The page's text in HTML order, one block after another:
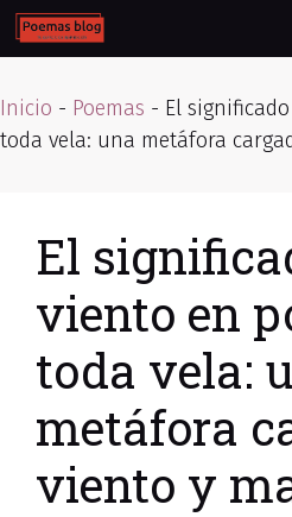
Skip
to
Inicio - Poemas - El
toda vela: una metáfora
El
viento en
toda vela:
metáfora
viento y